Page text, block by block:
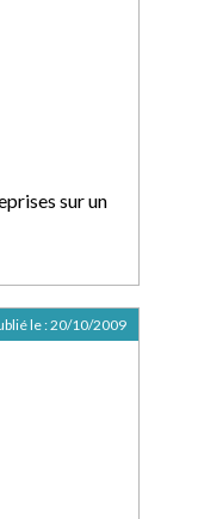
sur un
le :20/10/2009